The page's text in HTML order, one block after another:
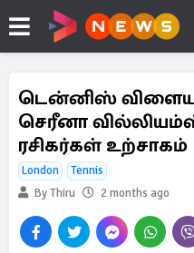
டென்னிஸ்
செரீனா
ரசிகர்கள் உற்சாகம்
London
Tennis
By Thiru
2 months ago